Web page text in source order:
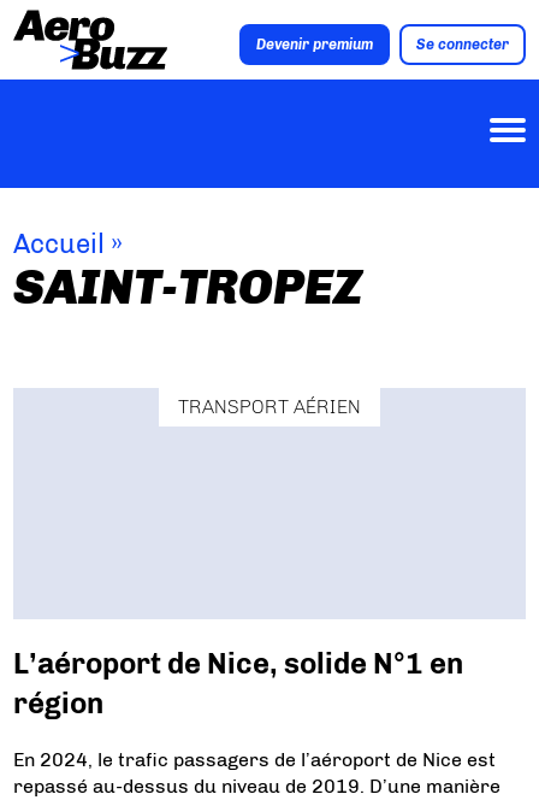
Devenir premium Se connecter
Accueil »
SAINT-TROPEZ
TRANSPORT AÉRIEN
L’aéroport de Nice, solide N°1 en
région
En 2024, le trafic passagers de l’aéroport de Nice est
repassé au-dessus du niveau de 2019. D’une manière